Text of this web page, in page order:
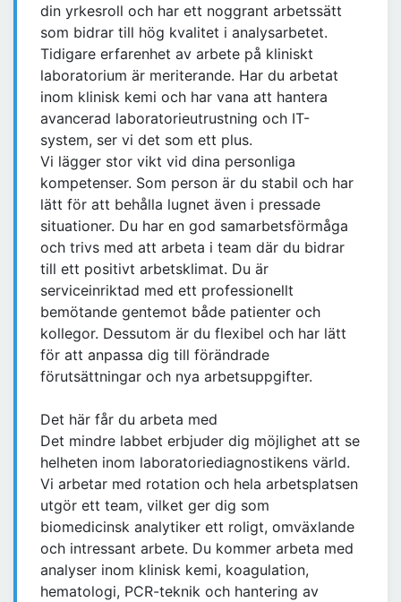
din yrkesroll och har ett noggrant arbetssätt
som bidrar till hög kvalitet i analysarbetet.
Tidigare erfarenhet av arbete på kliniskt
laboratorium är meriterande. Har du arbetat
inom klinisk kemi och har vana att hantera
avancerad laboratorieutrustning och IT-
system, ser vi det som ett plus.
Vi lägger stor vikt vid dina personliga
kompetenser. Som person är du stabil och har
lätt för att behålla lugnet även i pressade
situationer. Du har en god samarbetsförmåga
och trivs med att arbeta i team där du bidrar
till ett positivt arbetsklimat. Du är
serviceinriktad med ett professionellt
bemötande gentemot både patienter och
kollegor. Dessutom är du flexibel och har lätt
för att anpassa dig till förändrade
förutsättningar och nya arbetsuppgifter.
Det här får du arbeta med
Det mindre labbet erbjuder dig möjlighet att se
helheten inom laboratoriediagnostikens värld.
Vi arbetar med rotation och hela arbetsplatsen
utgör ett team, vilket ger dig som
biomedicinsk analytiker ett roligt, omväxlande
och intressant arbete. Du kommer arbeta med
analyser inom klinisk kemi, koagulation,
hematologi, PCR-teknik och hantering av